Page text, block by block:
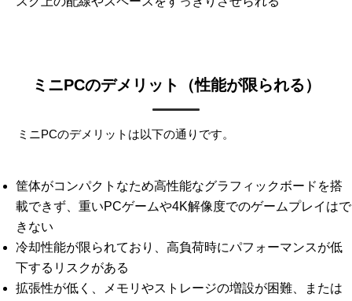
ミニPCのデメリット（性能が限られる）
ミニPCのデメリットは以下の通りです。
筐体がコンパクトなため高性能なグラフィックボードを搭
載できず、重いPCゲームや4K解像度でのゲームプレイはで
きない
冷却性能が限られており、高負荷時にパフォーマンスが低
下するリスクがある
拡張性が低く、メモリやストレージの増設が困難、または